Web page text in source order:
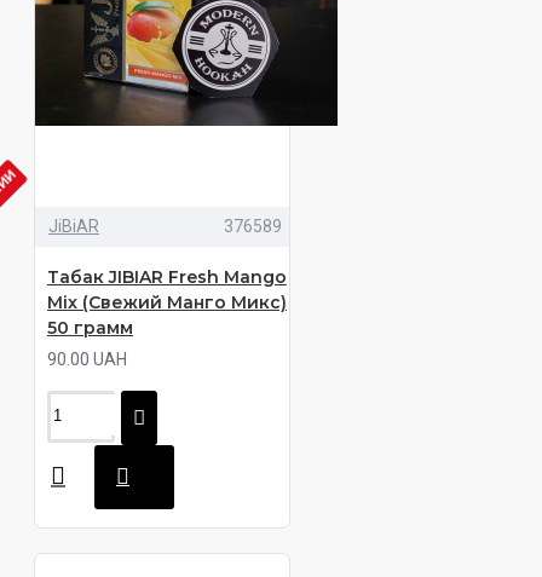
JiBiAR 376589
Табак JIBIAR Fresh Mango
Mix (Свежий Манго Микс)
50 грамм
90.00 UAH